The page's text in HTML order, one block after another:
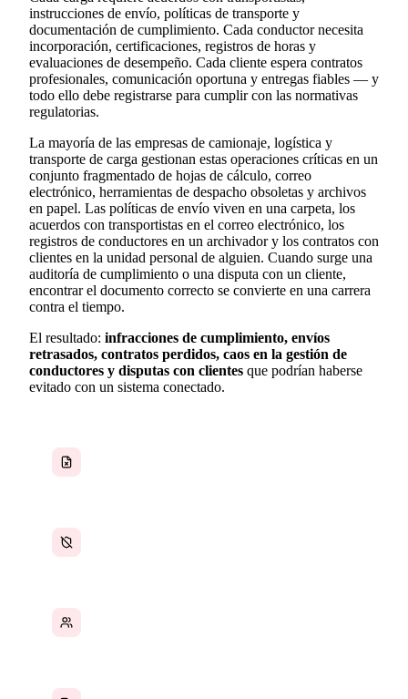
instrucciones de envío, políticas de transporte y
documentación de cumplimiento. Cada conductor necesita
incorporación, certificaciones, registros de horas y
evaluaciones de desempeño. Cada cliente espera contratos
profesionales, comunicación oportuna y entregas fiables — y
todo ello debe registrarse para cumplir con las normativas
regulatorias.
La mayoría de las empresas de camionaje, logística y
transporte de carga gestionan estas operaciones críticas en un
conjunto fragmentado de hojas de cálculo, correo
electrónico, herramientas de despacho obsoletas y archivos
en papel. Las políticas de envío viven en una carpeta, los
acuerdos con transportistas en el correo electrónico, los
registros de conductores en un archivador y los contratos con
clientes en la unidad personal de alguien. Cuando surge una
auditoría de cumplimiento o una disputa con un cliente,
encontrar el documento correcto se convierte en una carrera
contra el tiempo.
El resultado: infracciones de cumplimiento, envíos
retrasados, contratos perdidos, caos en la gestión de
conductores y disputas con clientes que podrían haberse
evitado con un sistema conectado.